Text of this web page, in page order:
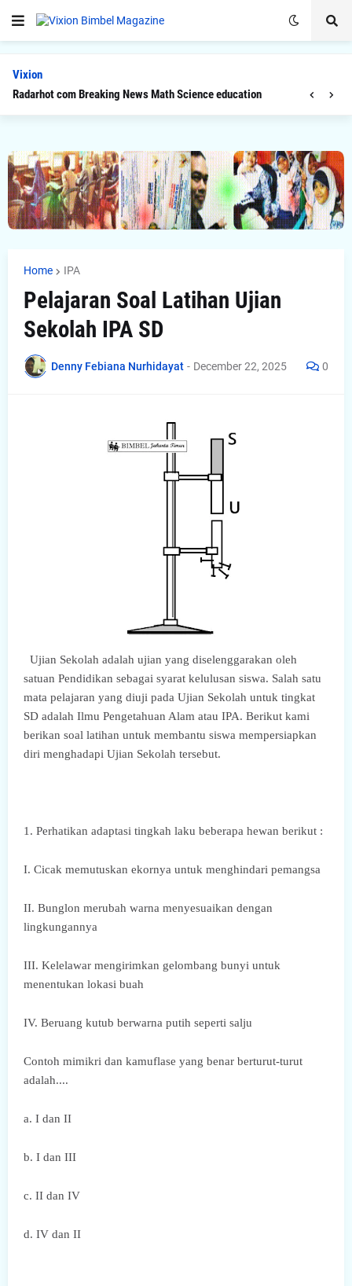
Vixion
Radarhot com Breaking News Math Science education
Home IPA
Pelajaran Soal Latihan Ujian
Sekolah IPA SD
Denny Febiana Nurhidayat - December 22, 2025 0
Ujian Sekolah adalah ujian yang diselenggarakan oleh
satuan Pendidikan sebagai syarat kelulusan siswa. Salah satu
mata pelajaran yang diuji pada Ujian Sekolah untuk tingkat
SD adalah Ilmu Pengetahuan Alam atau IPA. Berikut kami
berikan soal latihan untuk membantu siswa mempersiapkan
diri menghadapi Ujian Sekolah tersebut.
1. Perhatikan adaptasi tingkah laku beberapa hewan berikut :
I. Cicak memutuskan ekornya untuk menghindari pemangsa
II. Bunglon merubah warna menyesuaikan dengan
lingkungannya
III. Kelelawar mengirimkan gelombang bunyi untuk
menentukan lokasi buah
IV. Beruang kutub berwarna putih seperti salju
Contoh mimikri dan kamuflase yang benar berturut-turut
adalah....
a. I dan II
b. I dan III
c. II dan IV
d. IV dan II